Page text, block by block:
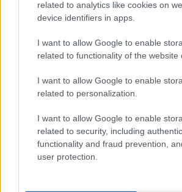
related to analytics like cookies on
device identifiers in apps.
I want to allow Google to enable
related to functionality of the website
I want to allow Google to enable
related to personalization.
I want to allow Google to enable
related to security, including
functionality and fraud prevention,
user protection.
Alpi sostenibili: come scegliere
attività
Marco Tessari · 3 Ago 2026